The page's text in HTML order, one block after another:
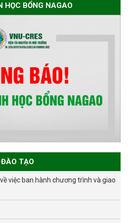
HỌC BỔNG NAGAO
ĐÀO TẠO
việc ban hành chương trình và giao